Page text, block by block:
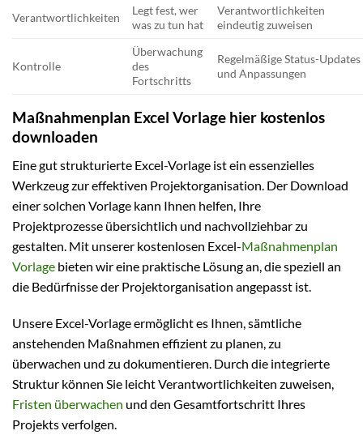
Verantwortlichkeiten
Legt fest, wer
was zu tun hat
Verantwortlichkeiten
eindeutig zuweisen
Kontrolle
Überwachung
des
Fortschritts
Regelmäßige Status-Updates
und Anpassungen
Maßnahmenplan Excel Vorlage hier kostenlos
downloaden
Eine gut strukturierte Excel-Vorlage ist ein essenzielles
Werkzeug zur effektiven Projektorganisation. Der Download
einer solchen Vorlage kann Ihnen helfen, Ihre
Projektprozesse übersichtlich und nachvollziehbar zu
gestalten. Mit unserer kostenlosen Excel-Maßnahmenplan
Vorlage bieten wir eine praktische Lösung an, die speziell an
die Bedürfnisse der Projektorganisation angepasst ist.
Unsere Excel-Vorlage ermöglicht es Ihnen, sämtliche
anstehenden Maßnahmen effizient zu planen, zu
überwachen und zu dokumentieren. Durch die integrierte
Struktur können Sie leicht Verantwortlichkeiten zuweisen,
Fristen überwachen und den Gesamtfortschritt Ihres
Projekts verfolgen.